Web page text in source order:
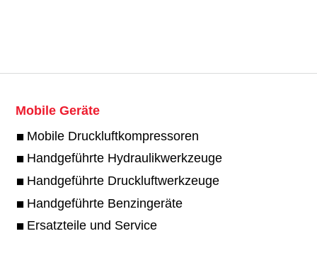
Mobile Geräte
Mobile Druckluftkompressoren
Handgeführte Hydraulikwerkzeuge
Handgeführte Druckluftwerkzeuge
Handgeführte Benzingeräte
Ersatzteile und Service